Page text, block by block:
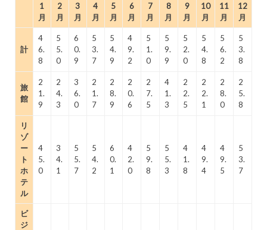
1
月
2
月
3
月
4
月
5
月
6
月
7
月
8
月
9
月
10
月
11
月
12
月
計
4
6.
8
5
5.
0
6
0.
9
5
3.
7
5
4.
9
4
9.
2
5
1.
0
5
9.
9
5
2.
0
5
4.
8
5
6.
2
5
3.
8
旅
館
2
1.
9
2
4.
3
3
6.
0
2
1.
7
2
8.
9
2
0.
6
2
7.
5
4
1.
3
2
2.
5
2
2.
1
2
8.
0
2
5.
8
リ
ゾ
ー
ト
ホ
テ
ル
4
5.
0
3
4.
1
5
5.
7
5
4.
2
6
0.
1
4
2.
0
5
9.
8
5
5.
3
4
1.
8
4
9.
4
4
9.
5
5
3.
7
ビ
ジ